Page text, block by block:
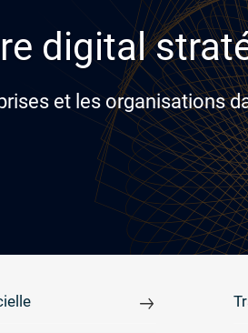
digital
et les organisations